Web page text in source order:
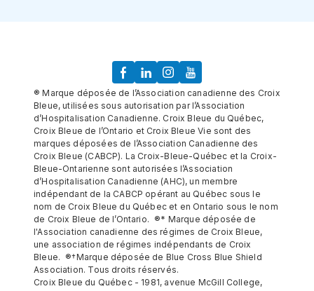
® Marque déposée de l’Association canadienne des Croix
Bleue, utilisées sous autorisation par l’Association
d’Hospitalisation Canadienne. Croix Bleue du Québec,
Croix Bleue de l’Ontario et Croix Bleue Vie sont des
marques déposées de l’Association Canadienne des
Croix Bleue (CABCP). La Croix-Bleue-Québec et la Croix-
Bleue-Ontarienne sont autorisées l’Association
d’Hospitalisation Canadienne (AHC), un membre
indépendant de la CABCP opérant au Québec sous le
nom de Croix Bleue du Québec et en Ontario sous le nom
de Croix Bleue de l’Ontario. ®* Marque déposée de
l'Association canadienne des régimes de Croix Bleue,
une association de régimes indépendants de Croix
Bleue. ®†Marque déposée de Blue Cross Blue Shield
Association. Tous droits réservés.
Croix Bleue du Québec - 1981, avenue McGill College,